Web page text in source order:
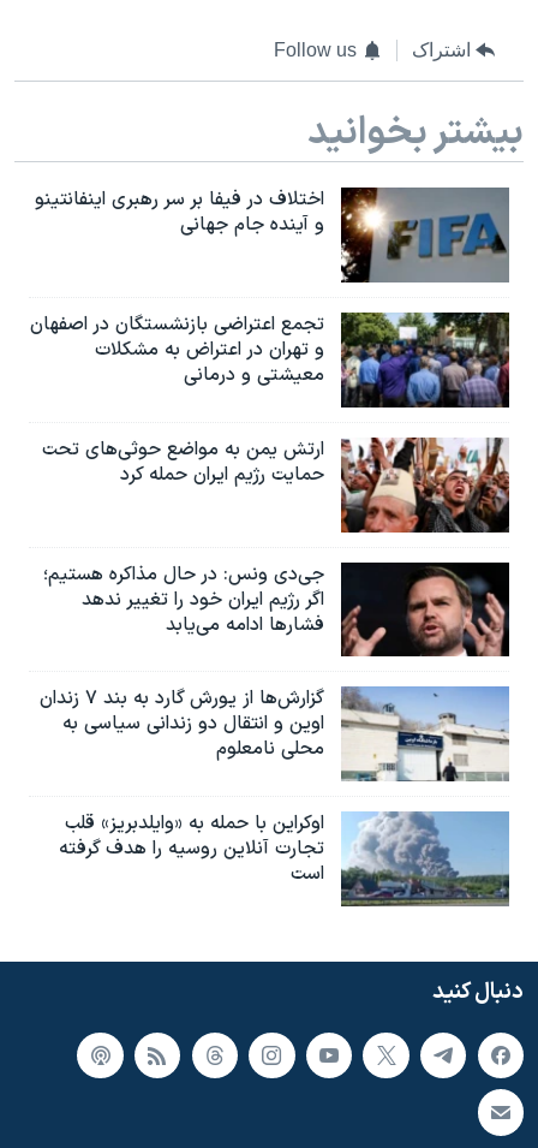
اشتراک Follow us
بیشتر بخوانید
اختلاف در فیفا بر سر رهبری اینفانتینو
و آینده جام جهانی
تجمع اعتراضی بازنشستگان در اصفهان
و تهران در اعتراض به مشکلات
معیشتی و درمانی
ارتش یمن به مواضع حوثی‌های تحت
حمایت رژیم ایران حمله کرد
جی‌دی ونس: در حال مذاکره هستیم؛
اگر رژیم ایران خود را تغییر ندهد
فشارها ادامه می‌یابد
گزارش‌ها از یورش گارد به بند ۷ زندان
اوین و انتقال دو زندانی سیاسی به
محلی نامعلوم
اوکراین با حمله به «وایلدبریز» قلب
تجارت آنلاین روسیه را هدف گرفته
است
دنبال کنید